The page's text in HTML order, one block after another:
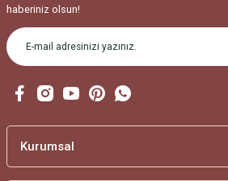
haberiniz olsun!
Kurumsal